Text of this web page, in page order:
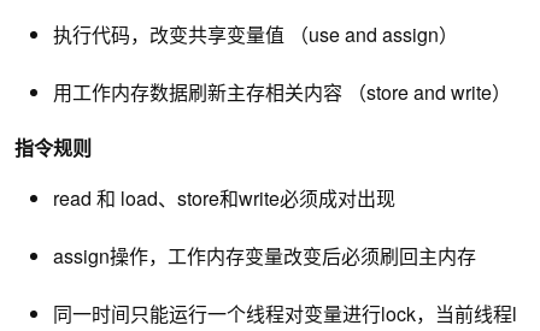
执行代码，改变共享变量值 （use and assign）
用工作内存数据刷新主存相关内容 （store and write）
指令规则
read 和 load、store和write必须成对出现
assign操作，工作内存变量改变后必须刷回主内存
同一时间只能运行一个线程对变量进行lock，当前线程l